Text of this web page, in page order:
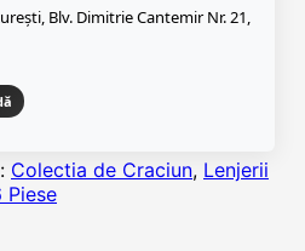
Blv. Dimitrie Cantemir Nr. 21,
Colectia de Craciun, Lenjerii
Piese